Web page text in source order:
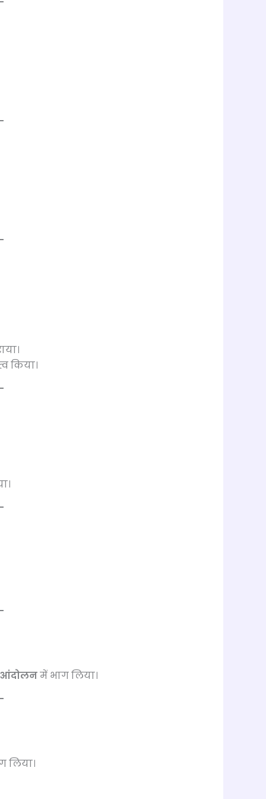
किया।
आंदोलनमें भाग लिया।
लिया।